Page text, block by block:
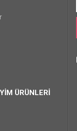
ÜRÜNLERİ